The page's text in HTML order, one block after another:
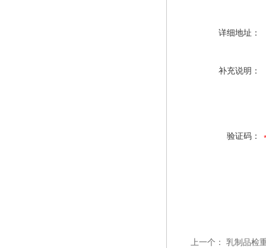
详细地址：
补充说明：
验证码：
上一个： 乳制品检